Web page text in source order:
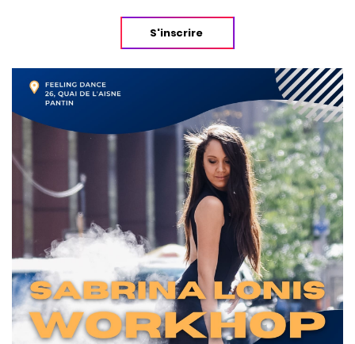
S'inscrire